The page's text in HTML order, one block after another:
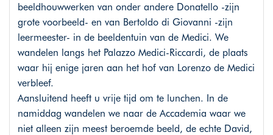
beeldhouwwerken van onder andere Donatello -zijn
grote voorbeeld- en van Bertoldo di Giovanni -zijn
leermeester- in de beeldentuin van de Medici. We
wandelen langs het Palazzo Medici-Riccardi, de plaats
waar hij enige jaren aan het hof van Lorenzo de Medici
verbleef.
Aansluitend heeft u vrije tijd om te lunchen. In de
namiddag wandelen we naar de Accademia waar we
niet alleen zijn meest beroemde beeld, de echte David,